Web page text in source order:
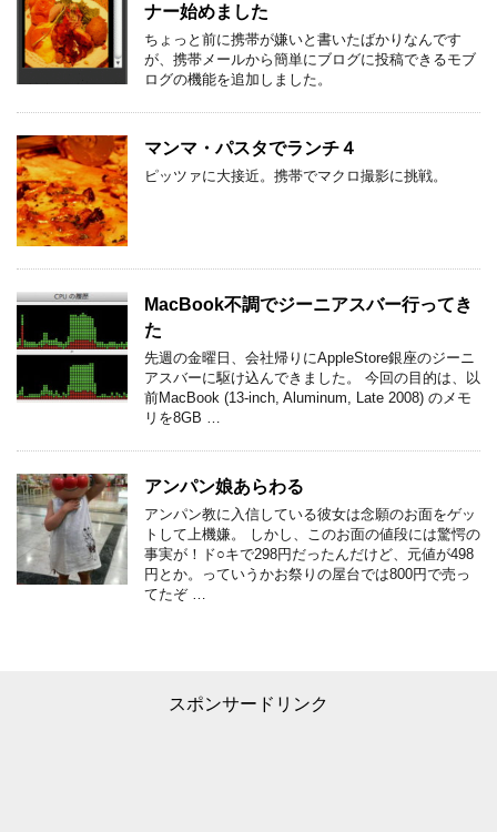
ナー始めました
ちょっと前に携帯が嫌いと書いたばかりなんです
が、携帯メールから簡単にブログに投稿できるモブ
ログの機能を追加しました。
マンマ・パスタでランチ４
ピッツァに大接近。携帯でマクロ撮影に挑戦。
MacBook不調でジーニアスバー行ってき
た
先週の金曜日、会社帰りにAppleStore銀座のジーニ
アスバーに駆け込んできました。 今回の目的は、以
前MacBook (13-inch, Aluminum, Late 2008) のメモ
リを8GB …
アンパン娘あらわる
アンパン教に入信している彼女は念願のお面をゲッ
トして上機嫌。 しかし、このお面の値段には驚愕の
事実が！ド○キで298円だったんだけど、元値が498
円とか。っていうかお祭りの屋台では800円で売っ
てたぞ …
スポンサードリンク